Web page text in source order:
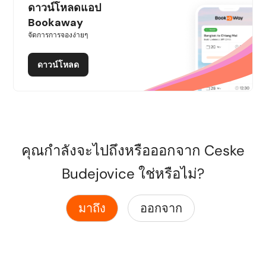
ดาวน์โหลดแอป
Bookaway
จัดการการจองง่ายๆ
ดาวน์โหลด
คุณกำลังจะไปถึงหรือออกจาก Ceske
Budejovice ใช่หรือไม่?
มาถึง ออกจาก